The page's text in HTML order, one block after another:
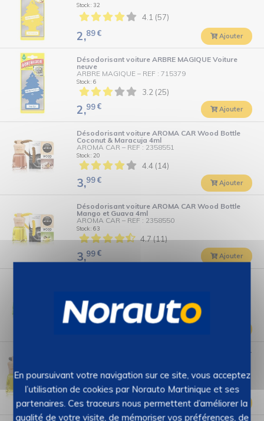
Stock : 32
4.1 (57)
2,89€ Ajouter
Désodorisant voiture ARBRE MAGIQUE Voiture
neuve
ARBRE MAGIQUE – REF : 715379
Stock : 6
3.2 (25)
2,99€ Ajouter
Désodorisant voiture AROMA CAR Wood Bottle
Coconut & Maracuja 4ml
AROMA CAR – REF : 2358551
Stock : 20
4.4 (14)
3,99€ Ajouter
Désodorisant voiture AROMA CAR Wood Bottle
Mango et Guava 4ml
AROMA CAR – REF : 2358550
Stock : 63
4.7 (11)
3,99€ Ajouter
Stock : 81
3.6 (11)
99€
Désodorisant voiture AROMA Wood bottle senteur
Stock : 41
3.9 (18)
3, 99€ Ajouter
En poursuivant votre navigation sur ce site, vous acceptez
l’utilisation de cookies par Norauto Martinique et ses
partenaires. Ces traceurs nous permettent d’améliorer la
qualité de votre visite, de mémoriser vos préférences, de